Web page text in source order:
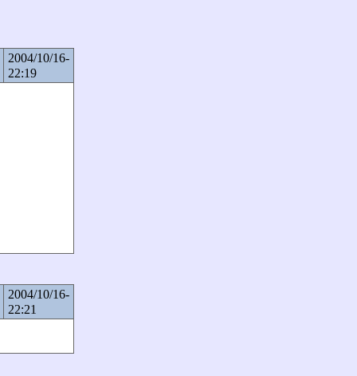
2004/10/16-
22:19
2004/10/16-
22:21